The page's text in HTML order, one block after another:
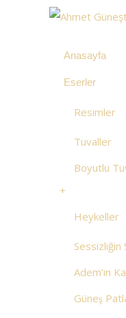
Anasayfa
Eserler
Resimler
Tuvaller
Boyutlu
+
Heykeller
Sessizliğin
Adem’in
Güneş